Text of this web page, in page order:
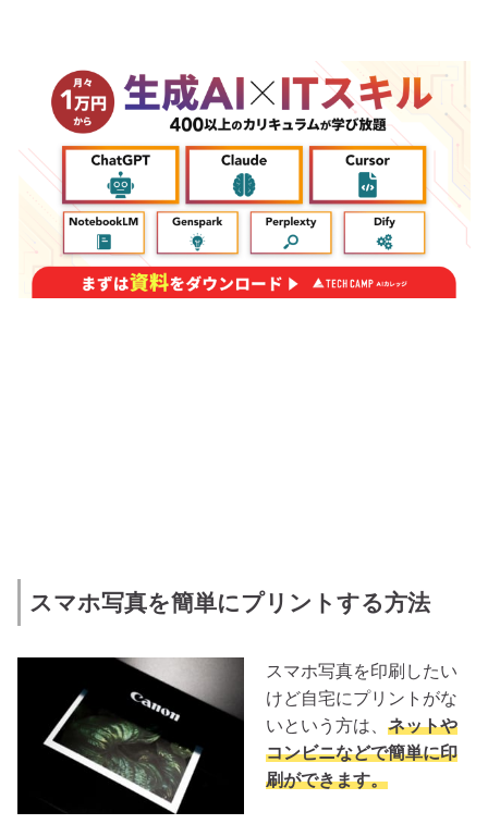
スマホ写真を簡単にプリントする方法
スマホ写真を印刷したい
けど自宅にプリントがな
いという方は、 ネットや
コンビニなどで簡単に印
刷ができます。